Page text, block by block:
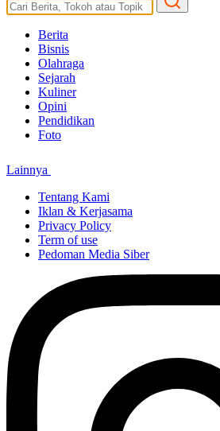
Berita
Bisnis
Olahraga
Sejarah
Kuliner
Opini
Pendidikan
Foto
Lainnya
Tentang Kami
Iklan & Kerjasama
Privacy Policy
Term of use
Pedoman Media Siber